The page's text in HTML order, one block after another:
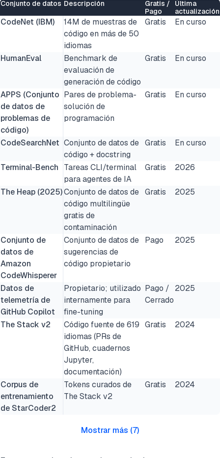
Conjunto de datos Descripción
Gratis /
Pago
Última
actualización
CodeNet (IBM)
14M de muestras de
código en más de 50
idiomas
Gratis En curso
HumanEval
Benchmark de
evaluación de
generación de código
Gratis En curso
APPS (Conjunto
de datos de
problemas de
código)
Pares de problema-
solución de
programación
Gratis En curso
CodeSearchNet Conjunto de datos de
código + docstring
Gratis En curso
Terminal-Bench
Tareas CLI/terminal
para agentes de IA
Gratis 2026
The Heap (2025)Conjunto de datos de
código multilingüe
gratis de
contaminación
Gratis 2025
Conjunto de
datos de
Amazon
CodeWhisperer
Conjunto de datos de
sugerencias de
código propietario
Pago 2025
Datos de
telemetría de
GitHub Copilot
Propietario; utilizado
internamente para
fine-tuning
Pago /
Cerrado
2025
The Stack v2
Código fuente de 619
idiomas (PRs de
GitHub, cuadernos
Jupyter,
documentación)
Gratis 2024
Corpus de
entrenamiento
de StarCoder2
Tokens curados de
The Stack v2
Gratis 2024
Mostrar más (7)